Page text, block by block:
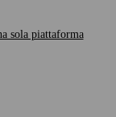
sola piattaforma